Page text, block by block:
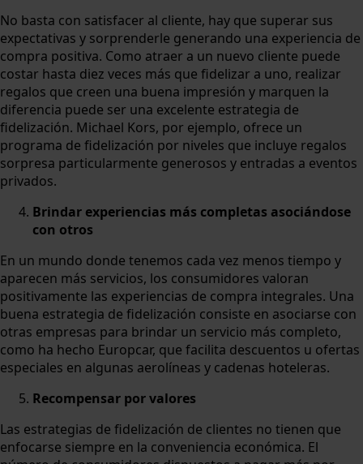
No basta con satisfacer al cliente, hay que superar sus
expectativas y sorprenderle generando una experiencia de
compra positiva. Como atraer a un nuevo cliente puede
costar hasta diez veces más que fidelizar a uno, realizar
regalos que creen una buena impresión y marquen la
diferencia puede ser una excelente estrategia de
fidelización. Michael Kors, por ejemplo, ofrece un
programa de fidelización por niveles que incluye regalos
sorpresa particularmente generosos y entradas a eventos
privados.
Brindar experiencias más completas asociándose
con otros
En un mundo donde tenemos cada vez menos tiempo y
aparecen más servicios, los consumidores valoran
positivamente las experiencias de compra integrales. Una
buena estrategia de fidelización consiste en asociarse con
otras empresas para brindar un servicio más completo,
como ha hecho Europcar, que facilita descuentos u ofertas
especiales en algunas aerolíneas y cadenas hoteleras.
Recompensar por valores
Las estrategias de fidelización de clientes no tienen que
enfocarse siempre en la conveniencia económica. El